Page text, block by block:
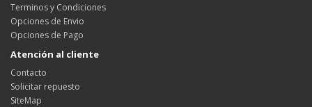
Terminos y Condiciones
Opciones de Envio
Opciones de Pago
Atención al cliente
Contacto
Solicitar repuesto
SiteMap